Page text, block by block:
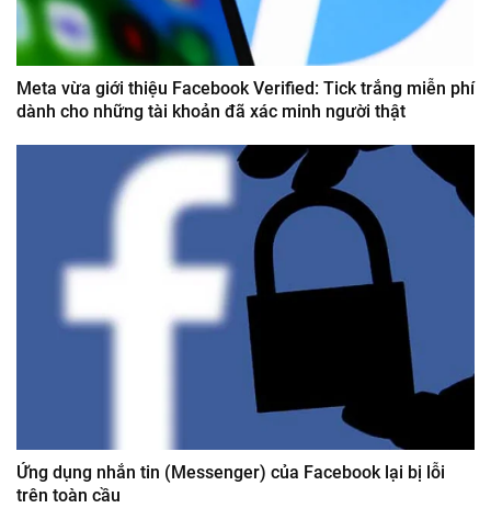
Meta vừa giới thiệu Facebook Verified: Tick trắng miễn phí
dành cho những tài khoản đã xác minh người thật
Ứng dụng nhắn tin (Messenger) của Facebook lại bị lỗi
trên toàn cầu